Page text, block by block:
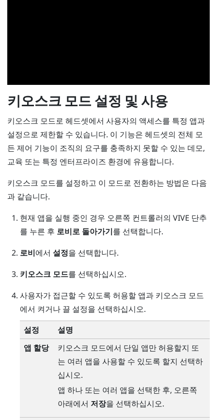
키오스크 모드 설정 및 사용
키오스크 모드로 헤드셋에서 사용자의 액세스를 특정 앱과
설정으로 제한할 수 있습니다. 이 기능은 헤드셋의 전체 모
든 제어 기능이 조직의 요구를 충족하지 못할 수 있는 데모,
교육 또는 특정 엔터프라이즈 환경에 유용합니다.
키오스크 모드를 설정하고 이 모드로 전환하는 방법은 다음
과 같습니다.
현재 앱을 실행 중인 경우 오른쪽 컨트롤러의 VIVE 단추
를 누른 후 로비로 돌아가기를 선택합니다.
로비에서 설정을 선택합니다.
키오스크 모드를 선택하십시오.
사용자가 접근할 수 있도록 허용할 앱과 키오스크 모드
에서 켜거나 끌 설정을 선택하십시오.
설정
설명
앱 할당
키오스크 모드에서 단일 앱만 허용할지 또
는 여러 앱을 사용할 수 있도록 할지 선택하
십시오.
앱 하나 또는 여러 앱을 선택한 후, 오른쪽
아래에서 저장을 선택하십시오.